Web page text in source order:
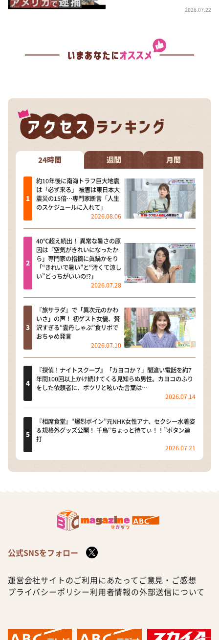
2026.07.22
24時間 週間 月間
約10年後に南海トラフ巨大地震
は「必ず来る」 被害は東日本大
震災の15倍…専門家断言「人生
のスケジュールに入れて」
2026.08.06
40℃超え続出！ 異常な暑さの原
因は「空気がきれいになったか
ら」専門家の指摘に眞鍋かをり
「“きれいで暑い”と“汚くて涼し
い”どっちがいいの!?」
2026.07.28
『旅サラダ』で「異次元のかわ
いさ」の声！ 初ゲスト女優、贅
沢すぎる“雲丹しゃぶ”食リポで
おちゃめ発言
2026.07.10
『探偵！ナイトスクープ』「カヨコか？」間違い電話を約7
年間100回以上かけ続けてくる見知らぬ男性。カヨコのふり
をした依頼者に、ポツリと呟いた言葉は…
2026.07.14
『相席食堂』“爆烈ボイン”元NHK女性アナ、セクシー水着姿
＆規格外グッズ公開！ 千鳥“ちょっと待てぃ！！”ボタン連
打
2026.07.21
公式SNSをフォロー
運営会社サイトのご利用にあたって ご意見・ご感想
プライバシーポリシー利用者情報の外部送信について